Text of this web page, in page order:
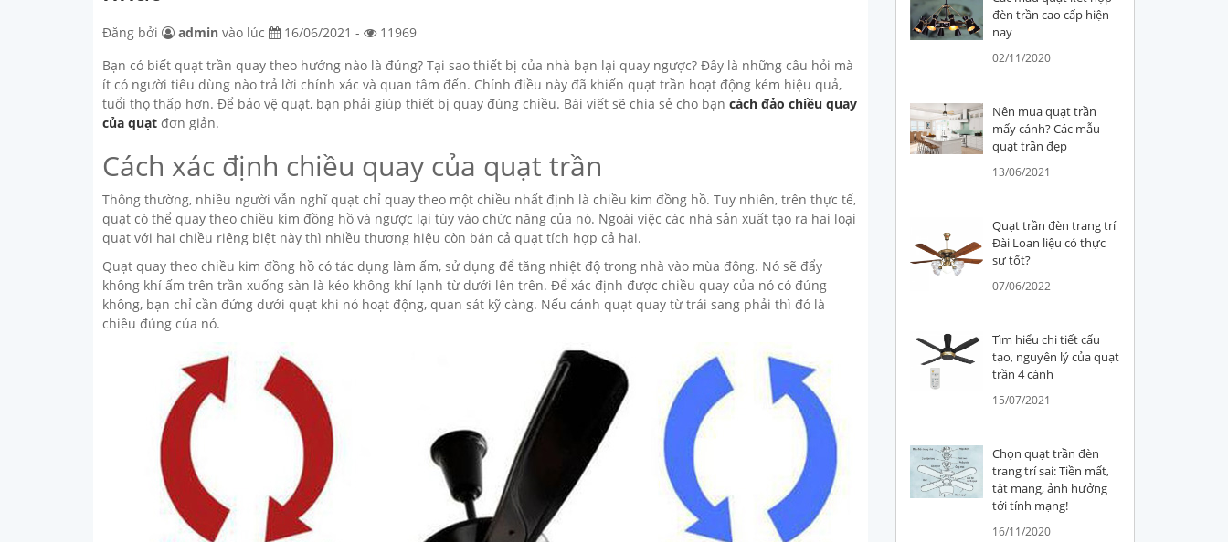
Đăng bởi admin vào lúc 16/06/2021 -
11969
Bạn có biết quạt trần quay theo hướng nào là đúng? Tại sao thiết bị của nhà bạn lại quay ngược? Đây là những câu hỏi mà
ít có người tiêu dùng nào trả lời chính xác và quan tâm đến. Chính điều này đã khiến quạt trần hoạt động kém hiệu quả,
tuổi thọ thấp hơn. Để bảo vệ quạt, bạn phải giúp thiết bị quay đúng chiều. Bài viết sẽ chia sẻ cho bạn cách đảo chiều quay
của quạt đơn giản.
Cách xác định chiều quay của quạt trần
Thông thường, nhiều người vẫn nghĩ quạt chỉ quay theo một chiều nhất định là chiều kim đồng hồ. Tuy nhiên, trên thực tế,
quạt có thể quay theo chiều kim đồng hồ và ngược lại tùy vào chức năng của nó. Ngoài việc các nhà sản xuất tạo ra hai loại
quạt với hai chiều riêng biệt này thì nhiều thương hiệu còn bán cả quạt tích hợp cả hai.
Quạt quay theo chiều kim đồng hồ có tác dụng làm ấm, sử dụng để tăng nhiệt độ trong nhà vào mùa đông. Nó sẽ đẩy
không khí ấm trên trần xuống sàn là kéo không khí lạnh từ dưới lên trên. Để xác định được chiều quay của nó có đúng
không, bạn chỉ cần đứng dưới quạt khi nó hoạt động, quan sát kỹ càng. Nếu cánh quạt quay từ trái sang phải thì đó là
chiều đúng của nó.
đèn trần cao cấp hiện
nay
02/11/2020
Nên mua quạt trần
mấy cánh? Các mẫu
quạt trần đẹp
13/06/2021
Quạt trần đèn trang trí
Đài Loan liệu có thực
sự tốt?
07/06/2022
Tìm hiểu chi tiết cấu
tạo, nguyên lý của quạt
trần 4 cánh
15/07/2021
Chọn quạt trần đèn
trang trí sai: Tiền mất,
tật mang, ảnh hưởng
tới tính mạng!
16/11/2020